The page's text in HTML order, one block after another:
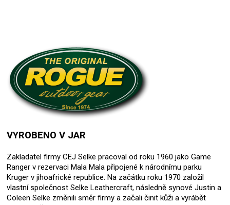
VYROBENO V JAR
Zakladatel firmy CEJ Selke pracoval od roku 1960 jako Game
Ranger v rezervaci Mala Mala připojené k národnímu parku
Kruger v jihoafrické republice. Na začátku roku 1970 založil
vlastní společnost Selke Leathercraft, následně synové Justin a
Coleen Selke změnili směr firmy a začali činit kůži a vyrábět